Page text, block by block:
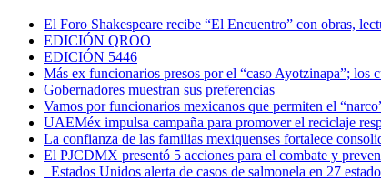
El Foro Shakespeare recibe “El Encuentro” con obras,
EDICIÓN QROO
EDICIÓN 5446
Más ex funcionarios presos por el “caso Ayotzinapa”; los
Gobernadores muestran sus preferencias
Vamos por funcionarios mexicanos que permiten el
UAEMéx impulsa campaña para promover el reciclaje
La confianza de las familias mexiquenses fortalece
El PJCDMX presentó 5 acciones para el combate y
Estados Unidos alerta de casos de salmonela en 27